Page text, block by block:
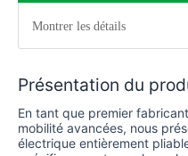
Montrer les détails
Présentation du
En tant que premier
mobilité avancées, nous
électrique entièrement